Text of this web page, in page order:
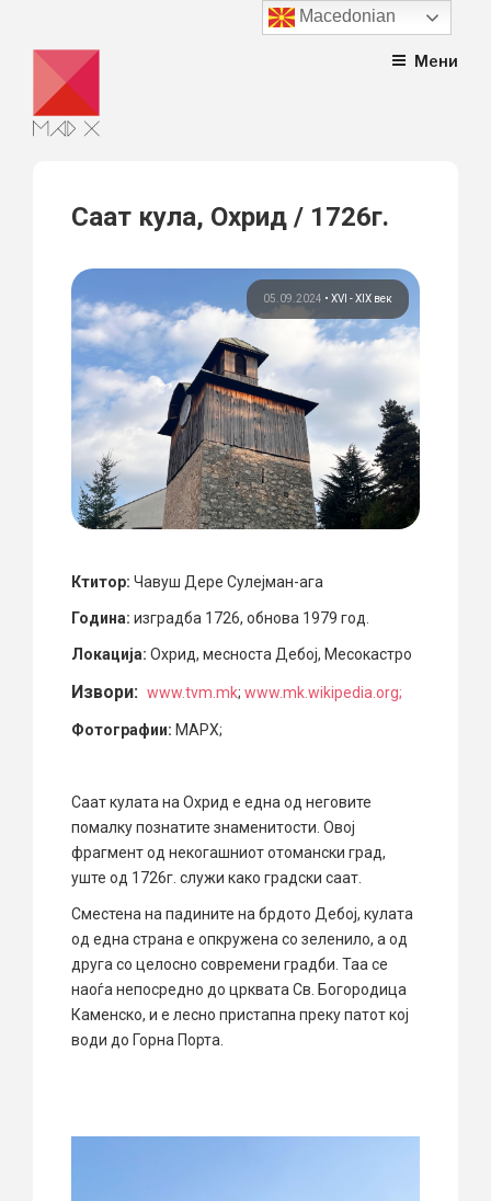
content
Мени
Саат кула, Охрид / 1726г.
05.09.2024 • XVI - XIX век
Ктитор: Чавуш Дере Сулејман-ага
Година: изградба 1726, обнова 1979 год.
Локација: Охрид, месноста Дебој, Месокастро
Извори: www.tvm.mk; www.mk.wikipedia.org;
Фотографии: МАРХ;
Саат кулата на Охрид е една од неговите
помалку познатите знаменитости. Овој
фрагмент од некогашниот отомански град,
уште од 1726г. служи како градски саат.
Сместена на падините на брдото Дебој, кулата
од една страна е опкружена со зеленило, а од
друга со целосно современи градби. Таа се
наоѓа непосредно до црквата Св. Богородица
Каменско, и е лесно пристапна преку патот кој
води до Горна Порта.
Macedonian